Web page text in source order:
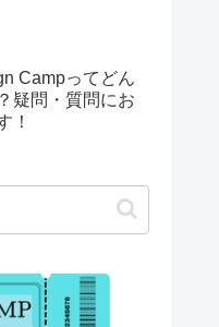
Campってどん
疑問・質問にお
！